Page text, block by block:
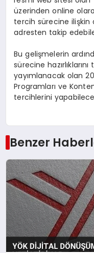
üzerinden online
tercih sürecine ilişkin
adresten takip
Bu gelişmelerin
sürecine
yayımlanacak olan
Programları ve
tercihlerini
Benzer